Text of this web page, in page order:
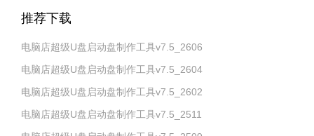
推荐下载
电脑店超级U盘启动盘制作工具v7.5_2606
电脑店超级U盘启动盘制作工具v7.5_2604
电脑店超级U盘启动盘制作工具v7.5_2602
电脑店超级U盘启动盘制作工具v7.5_2511